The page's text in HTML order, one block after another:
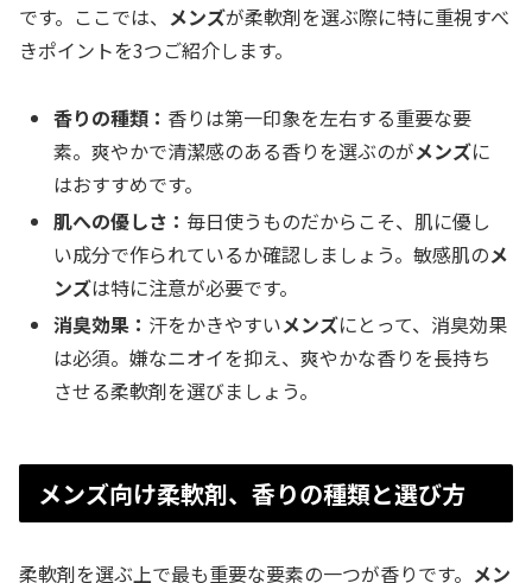
です。ここでは、 メンズが柔軟剤を選ぶ際に特に重視すべ
きポイントを3つご紹介します。
香りの種類： 香りは第一印象を左右する重要な要
素。爽やかで清潔感のある香りを選ぶのがメンズに
はおすすめです。
肌への優しさ： 毎日使うものだからこそ、肌に優し
い成分で作られているか確認しましょう。敏感肌のメ
ンズは特に注意が必要です。
消臭効果： 汗をかきやすいメンズにとって、消臭効果
は必須。嫌なニオイを抑え、爽やかな香りを長持ち
させる柔軟剤を選びましょう。
メンズ向け柔軟剤、香りの種類と選び方
柔軟剤を選ぶ上で最も重要な要素の一つが香りです。 メン